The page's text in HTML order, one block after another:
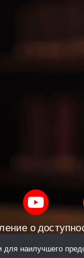
о
для наилучшего